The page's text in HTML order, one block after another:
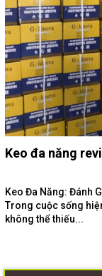
Keo đa năng
Keo Đa Năng: Đánh
Trong cuộc sống
không thể thiếu...